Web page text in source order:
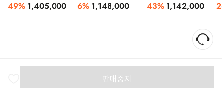
49% 1,405,000 6% 1,148,000 43% 1,142,000
판매중지